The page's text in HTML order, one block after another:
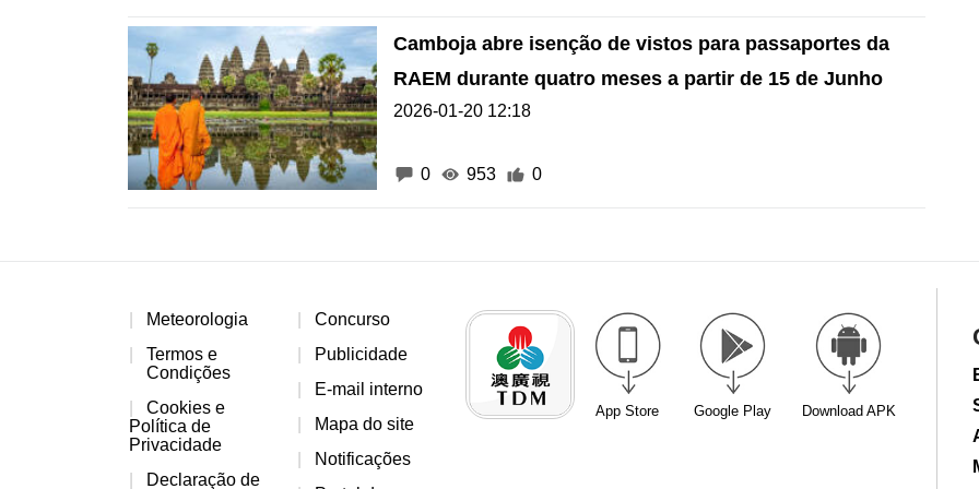
Camboja abre isenção de vistos para passaportes da
RAEM durante quatro meses a partir de 15 de Junho
2026-01-20 12:18
0 953 0
Meteorologia
Termos e
Condições
Cookies e
Política de
Privacidade
Declaração de
Concurso
Publicidade
E-mail interno
Mapa do site
Notificações
App Store Google Play Download APK